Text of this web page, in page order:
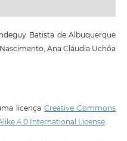
Batista de Albuquerque
Ana Cláudia Uchôa
licençaCreative Commons
4.0 International License.